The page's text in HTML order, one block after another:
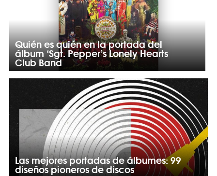
Quién es quién en la portada del
álbum ‘Sgt. Pepper’s Lonely Hearts
Club Band
Las mejores portadas de álbumes: 99
diseños pioneros de discos